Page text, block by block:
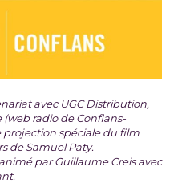
avec UGC Distribution,
radio de Conflans-
spéciale du film
de Samuel Paty.
par Guillaume Creis avec